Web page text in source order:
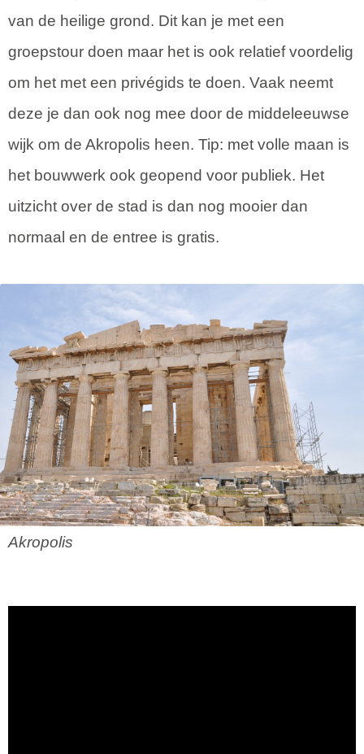
van de heilige grond. Dit kan je met een
groepstour doen maar het is ook relatief voordelig
om het met een privégids te doen. Vaak neemt
deze je dan ook nog mee door de middeleeuwse
wijk om de Akropolis heen. Tip: met volle maan is
het bouwwerk ook geopend voor publiek. Het
uitzicht over de stad is dan nog mooier dan
normaal en de entree is gratis.
Akropolis